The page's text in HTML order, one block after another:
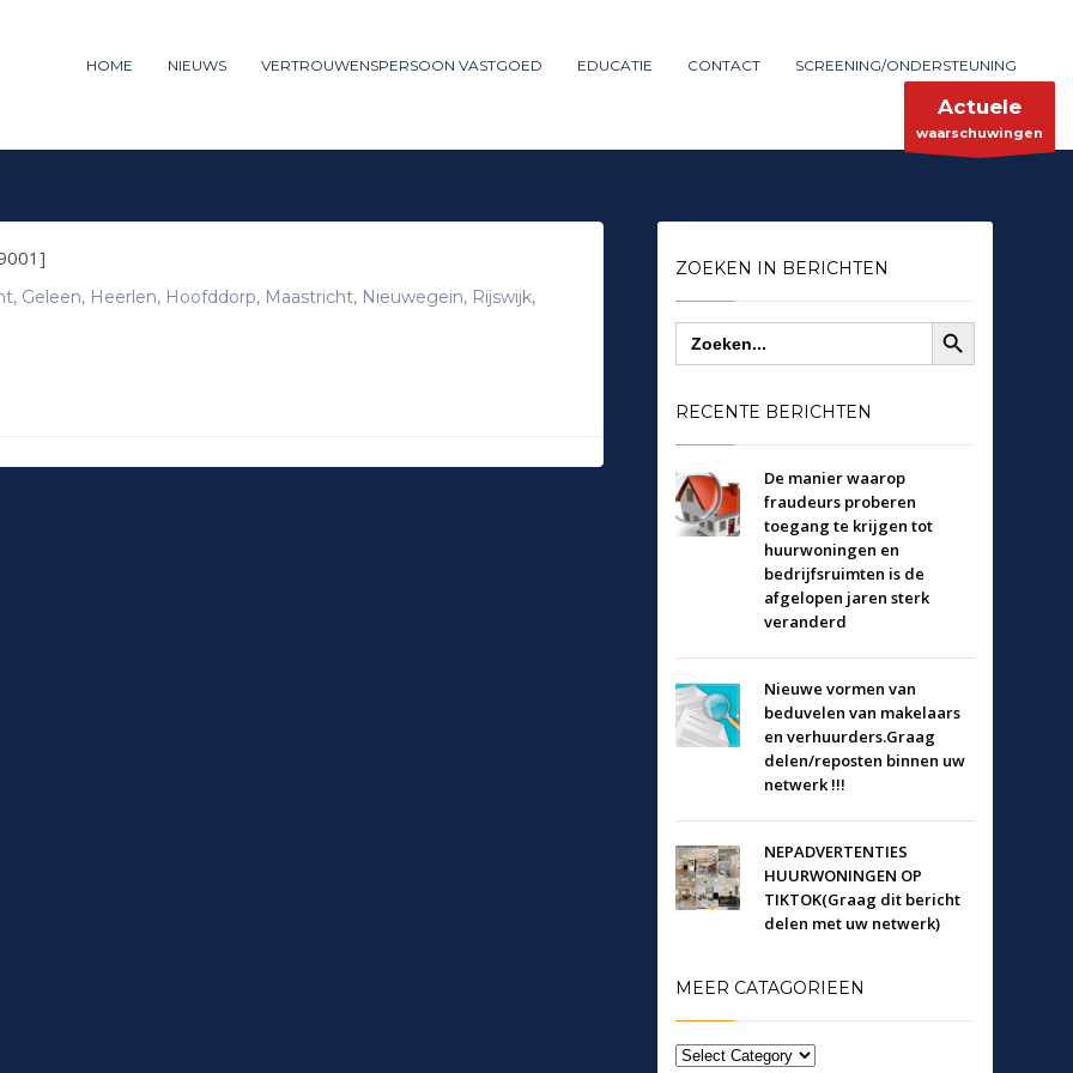
×
email to support@website.com . Thank you!
Mon-Fri 9:00AM - 6:00AM
HOME NIEUWS VERTROUWENSPERSOON VASTGOED EDUCATIE CONTACT SCREENING/ONDERSTEUNING
Actuele
waarschuwingen
, Geleen, Heerlen, Hoofddorp, Maastricht, Nieuwegein, Rijswijk,
ZOEKEN IN BERICHTEN
Zoek
naar:
Zoekknop
RECENTE BERICHTEN
De manier waarop
fraudeurs proberen
toegang te krijgen tot
huurwoningen en
bedrijfsruimten is de
afgelopen jaren sterk
veranderd
Nieuwe vormen van
beduvelen van makelaars
en verhuurders.Graag
delen/reposten binnen uw
netwerk !!!
NEPADVERTENTIES
HUURWONINGEN OP
TIKTOK(Graag dit bericht
delen met uw netwerk)
MEER CATAGORIEEN